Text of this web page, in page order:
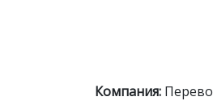
Компания: